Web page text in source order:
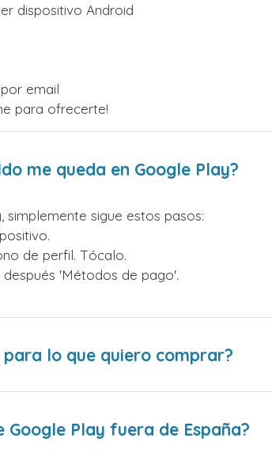
dispositivo Android
email
para ofrecerte!
me queda en Google Play?
sigue estos pasos:
de perfil. Tócalo.
'Métodos de pago'.
lo que quiero comprar?
Play fuera de España?